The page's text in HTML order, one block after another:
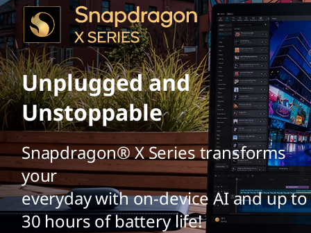
Unplugged and
Unstoppable
Snapdragon® X Series transforms
your
everyday with on-device AI and up to
30 hours of battery life!